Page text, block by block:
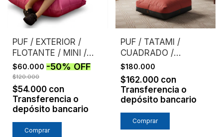
PUF / EXTERIOR /
FLOTANTE / MINI /
ROSA
$60.000 -50%OFF
$120.000
$54.000 con
Transferencia o
depósito bancario
PUF / TATAMI /
CUADRADO /
GRANDE
$180.000
$162.000 con
Transferencia o
depósito bancario